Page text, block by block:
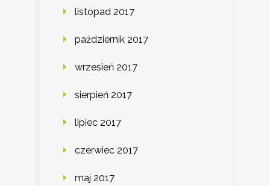
listopad 2017
październik 2017
wrzesień 2017
sierpień 2017
lipiec 2017
czerwiec 2017
maj 2017